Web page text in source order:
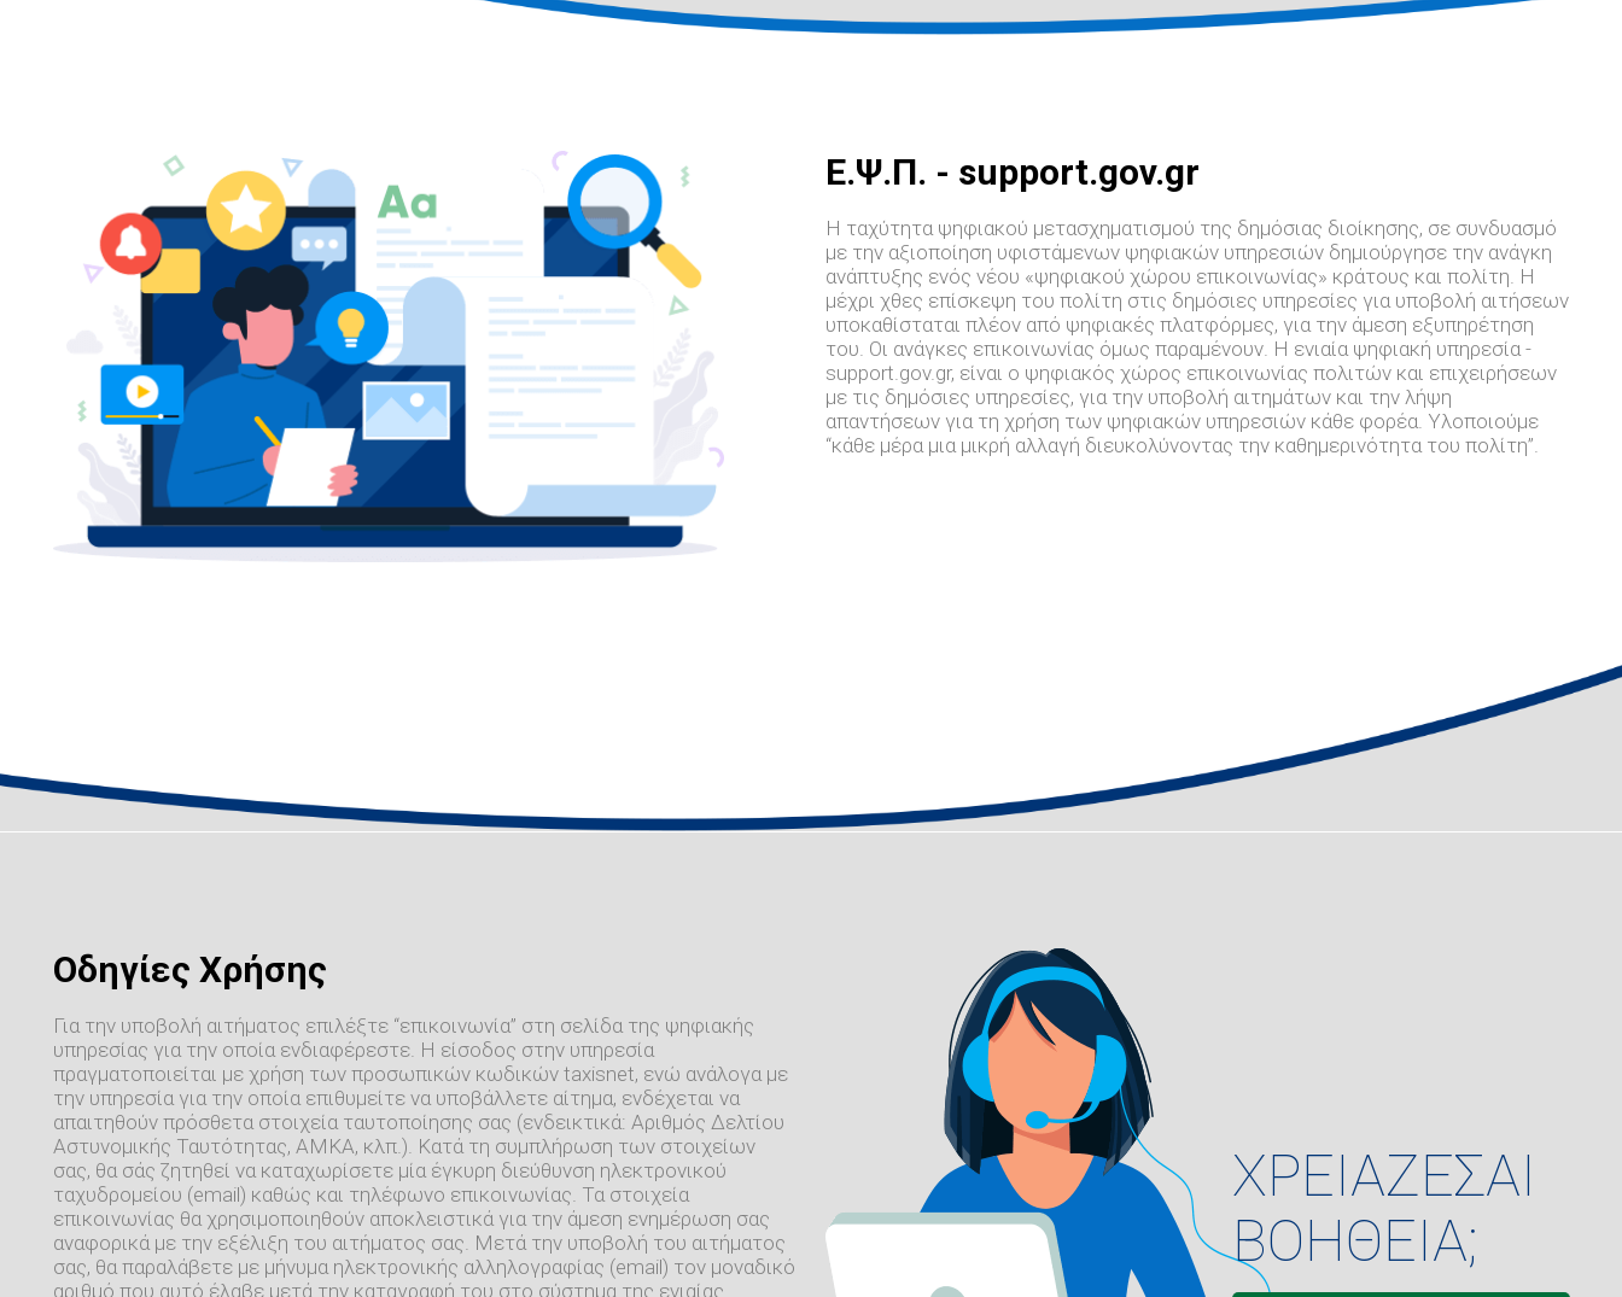
E.Ψ.Π. - support.gov.gr
Η ταχύτητα ψηφιακού μετασχηματισμού της δημόσιας διοίκησης, σε συνδυασμό
με την αξιοποίηση υφιστάμενων ψηφιακών υπηρεσιών δημιούργησε την ανάγκη
ανάπτυξης ενός νέου «ψηφιακού χώρου επικοινωνίας» κράτους και πολίτη. Η
μέχρι χθες επίσκεψη του πολίτη στις δημόσιες υπηρεσίες για υποβολή αιτήσεων
υποκαθίσταται πλέον από ψηφιακές πλατφόρμες, για την άμεση εξυπηρέτηση
του. Οι ανάγκες επικοινωνίας όμως παραμένουν. Η ενιαία ψηφιακή υπηρεσία -
support.gov.gr, είναι ο ψηφιακός χώρος επικοινωνίας πολιτών και επιχειρήσεων
με τις δημόσιες υπηρεσίες, για την υποβολή αιτημάτων και την λήψη
απαντήσεων για τη χρήση των ψηφιακών υπηρεσιών κάθε φορέα. Υλοποιούμε
“κάθε μέρα μια μικρή αλλαγή διευκολύνοντας την καθημερινότητα του πολίτη”.
Οδηγίες Χρήσης
Για την υποβολή αιτήματος επιλέξτε “επικοινωνία” στη σελίδα της ψηφιακής
υπηρεσίας για την οποία ενδιαφέρεστε. Η είσοδος στην υπηρεσία
πραγματοποιείται με χρήση των προσωπικών κωδικών taxisnet, ενώ ανάλογα με
την υπηρεσία για την οποία επιθυμείτε να υποβάλλετε αίτημα, ενδέχεται να
απαιτηθούν πρόσθετα στοιχεία ταυτοποίησης σας (ενδεικτικά: Αριθμός Δελτίου
Αστυνομικής Ταυτότητας, ΑΜΚΑ, κλπ.). Κατά τη συμπλήρωση των στοιχείων
σας, θα σάς ζητηθεί να καταχωρίσετε μία έγκυρη διεύθυνση ηλεκτρονικού
ταχυδρομείου (email) καθώς και τηλέφωνο επικοινωνίας. Τα στοιχεία
επικοινωνίας θα χρησιμοποιηθούν αποκλειστικά για την άμεση ενημέρωση σας
αναφορικά με την εξέλιξη του αιτήματος σας. Μετά την υποβολή του αιτήματος
σας, θα παραλάβετε με μήνυμα ηλεκτρονικής αλληλογραφίας (email) τον μοναδικό
αριθμό που αυτό έλαβε μετά την καταγραφή του στο σύστημα της ενιαίας
ΧΡΕΙΑΖΕΣΑΙ
ΒΟΗΘΕΙΑ;